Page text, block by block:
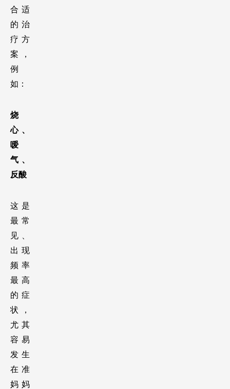
合适
的治
疗方
案，
例
如：
烧
心、
嗳
气、
反酸
这是
最常
见、
出现
频率
最高
的症
状，
尤其
容易
发生
在准
妈妈